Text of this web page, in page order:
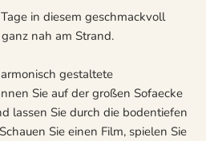
in diesem geschmackvoll
nah am Strand.
gestaltete
Sie auf der großen Sofaecke
lassen Sie durch die bodentiefen
Sie einen Film, spielen Sie